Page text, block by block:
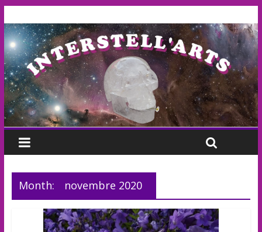
Month: novembre 2020